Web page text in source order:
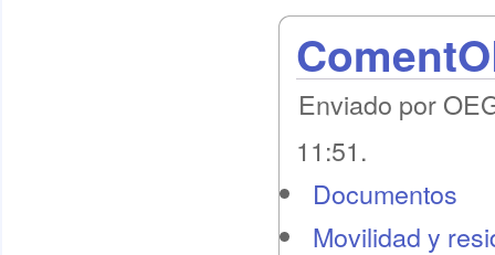
Enviado por
11:51.
Documentos
Movilidad y